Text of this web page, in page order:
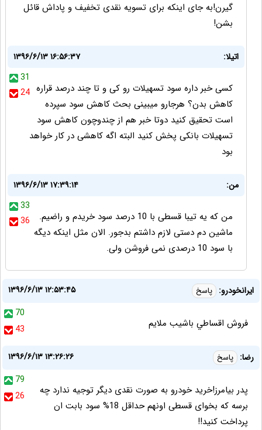
گیرن!به جای اینکه برای تسویه نقدی تخفیف و پاداش قائل
بشن!
اتیلا:
۱۳۹۶/۶/۱۳ ۱۶:۵۶:۳۷
31
24 کسی خبر داره سود تسهیلات رو کی و تا چند درصد قراره
کاهش بدن؟ هرجارو میبینی بحث کاهش سود سپرده
است تحقیق کنید دوتا خبر هم از چندوچون کاهش سود
تسهیلات بانکی پخش کنید البته اگه کاهشی در کار خواهد
بود
من:
۱۳۹۶/۶/۱۳ ۱۷:۳۹:۱۴
33
36
من که یه تیبا قسطی با 10 درصد سود خریدم و راضیم.
ماشین دم دستی لازم داشتم بدجور. الان مثل اینکه دیگه
با سود 10 درصدی نمی فروشن ولی.
ايرانخودرو: پاسخ
۱۳۹۶/۶/۱۳ ۱۲:۵۳:۴۵
70
43
فروش اقساطي باشيب ملايم
رضا: پاسخ
۱۳۹۶/۶/۱۳ ۱۳:۲۶:۲۶
79
26
پدر بیامرز!خرید خودرو به صورت نقدی دیگر توجیه ندارد چه
برسه که بخوای قسطی اونهم حداقل 18% سود بابت ان
پرداخت کنید!!